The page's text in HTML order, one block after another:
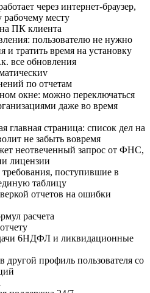
через интернет-браузер,
рабочему месту
ПК клиента
пользователю не нужно
и тратить время на установку
все обновления
по отчетам
окне: можно переключаться
даже во время
главная страница: список дел на
не забыть вовремя
неотвеченный запрос от ФНС,
лицензии
поступившие в
таблицу
отчетов на ошибки
расчета
6НДФЛ и ликвидационные
другой профиль пользователя со